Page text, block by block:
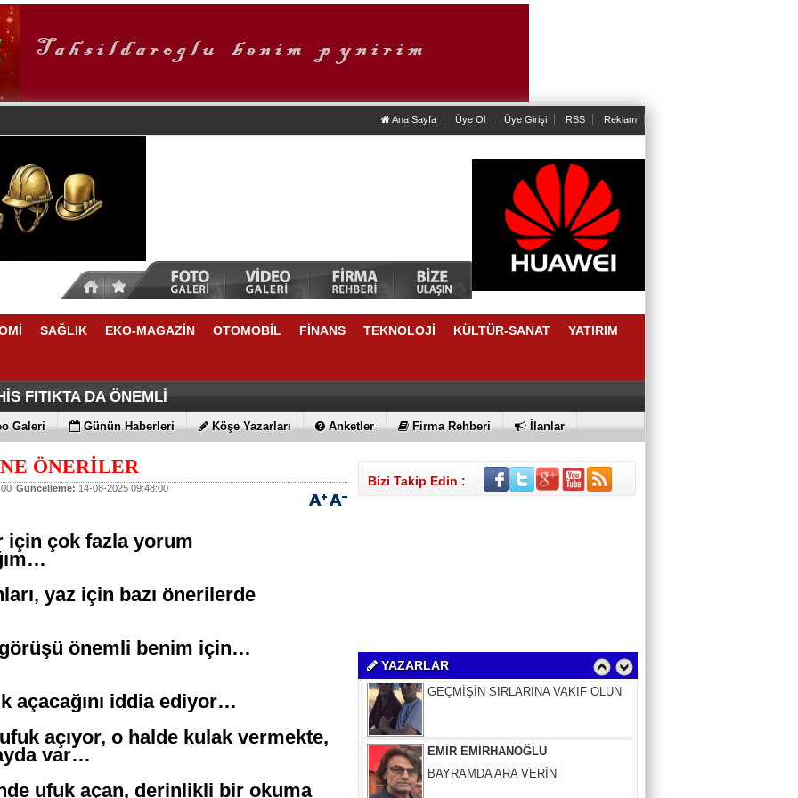
Ana Sayfa Üye Ol Üye Girişi RSS Reklam
SAĞLIK EKO-MAGAZİN OTOMOBİL FİNANS TEKNOLOJİ KÜLTÜR-SANAT YATIRIM
YAYINCILIĞINDA SONLARDAYIZ
DESTEKLİYORLARMIŞ
FITIKTA DA ÖNEMLİ
BİLE KORKUTTU
EN UYGUNLAR
YAPTILAR
DAHA!!!
YENİ RENK
Galeri Günün Haberleri Köşe Yazarları Anketler Firma Rehberi İlanlar
ÖNERİLER
Güncelleme: 14-08-2025 09:48:00
için çok fazla yorum
yaz için bazı önerilerde
önemli benim için…
açacağını iddia ediyor…
açıyor, o halde kulak vermekte,
var…
ufuk açan, derinlikli bir okuma
Bizi Takip Edin :
YAZARLAR
EMİR EMİRHANOĞLU
MACİT SOYDAN